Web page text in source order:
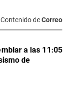
Contenido deCorreo
a las 11:05
de